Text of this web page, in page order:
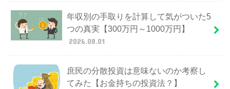
年収別の手取りを計算して気がついた5
つの真実【300万円～1000万円】
2026.08.01
庶民の分散投資は意味ないのか考察し
てみた【お金持ちの投資法？】